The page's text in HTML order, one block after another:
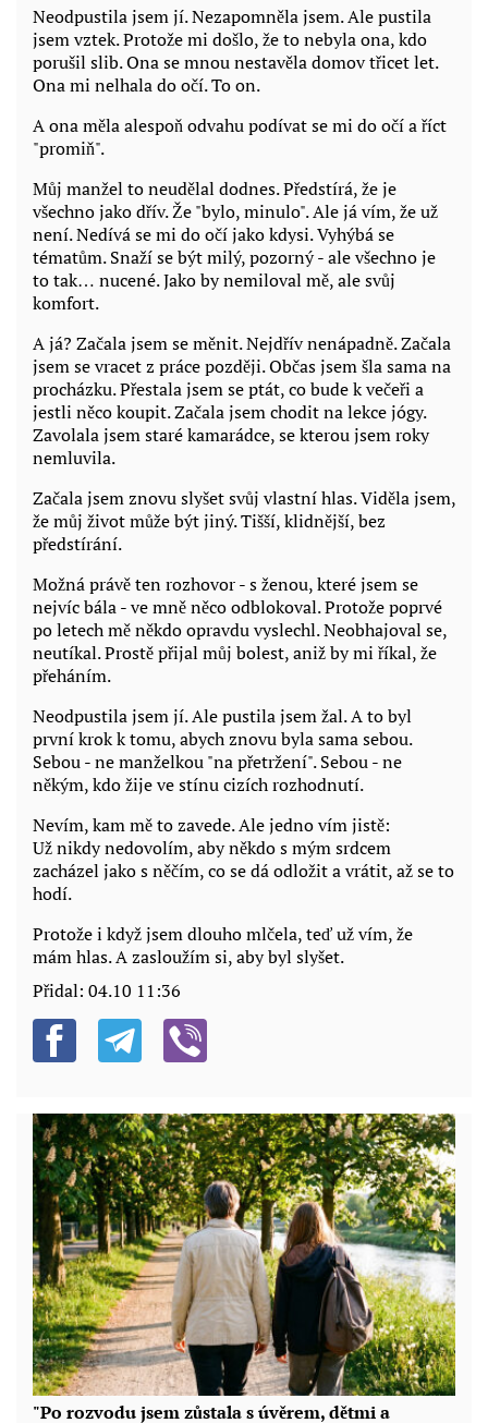
Neodpustila jsem jí. Nezapomněla jsem. Ale pustila
jsem vztek. Protože mi došlo, že to nebyla ona, kdo
porušil slib. Ona se mnou nestavěla domov třicet let.
Ona mi nelhala do očí. To on.
A ona měla alespoň odvahu podívat se mi do očí a říct
"promiň".
Můj manžel to neudělal dodnes. Předstírá, že je
všechno jako dřív. Že "bylo, minulo". Ale já vím, že už
není. Nedívá se mi do očí jako kdysi. Vyhýbá se
tématům. Snaží se být milý, pozorný - ale všechno je
to tak… nucené. Jako by nemiloval mě, ale svůj
komfort.
A já? Začala jsem se měnit. Nejdřív nenápadně. Začala
jsem se vracet z práce později. Občas jsem šla sama na
procházku. Přestala jsem se ptát, co bude k večeři a
jestli něco koupit. Začala jsem chodit na lekce jógy.
Zavolala jsem staré kamarádce, se kterou jsem roky
nemluvila.
Začala jsem znovu slyšet svůj vlastní hlas. Viděla jsem,
že můj život může být jiný. Tišší, klidnější, bez
předstírání.
Možná právě ten rozhovor - s ženou, které jsem se
nejvíc bála - ve mně něco odblokoval. Protože poprvé
po letech mě někdo opravdu vyslechl. Neobhajoval se,
neutíkal. Prostě přijal můj bolest, aniž by mi říkal, že
přeháním.
Neodpustila jsem jí. Ale pustila jsem žal. A to byl
první krok k tomu, abych znovu byla sama sebou.
Sebou - ne manželkou "na přetržení". Sebou - ne
někým, kdo žije ve stínu cizích rozhodnutí.
Nevím, kam mě to zavede. Ale jedno vím jistě:
Už nikdy nedovolím, aby někdo s mým srdcem
zacházel jako s něčím, co se dá odložit a vrátit, až se to
hodí.
Protože i když jsem dlouho mlčela, teď už vím, že
mám hlas. A zasloužím si, aby byl slyšet.
Přidal: 04.10 11:36
"Po rozvodu jsem zůstala s úvěrem, dětmi a